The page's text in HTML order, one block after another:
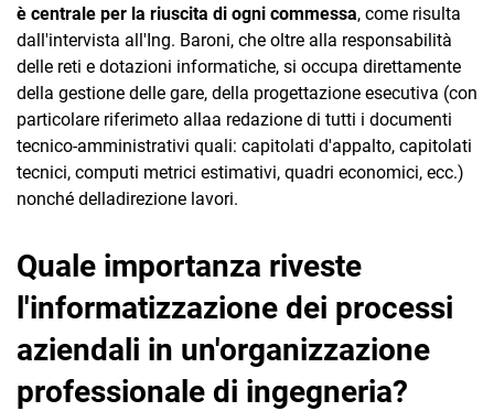
è centrale per la riuscita di ogni commessa, come risulta
dall'intervista all'Ing. Baroni, che oltre alla responsabilità
delle reti e dotazioni informatiche, si occupa direttamente
della gestione delle gare, della progettazione esecutiva (con
particolare riferimeto allaa redazione di tutti i documenti
tecnico-amministrativi quali: capitolati d'appalto, capitolati
tecnici, computi metrici estimativi, quadri economici, ecc.)
nonché delladirezione lavori.
Quale importanza riveste
l'informatizzazione dei processi
aziendali in un'organizzazione
professionale di ingegneria?